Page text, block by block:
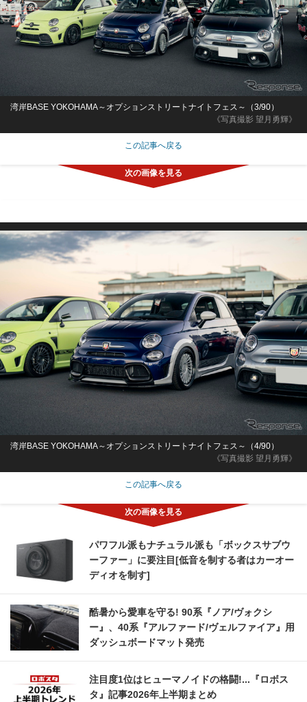
《写真撮影 望月勇輝》
湾岸BASE YOKOHAMA～オプションストリートナイトフェス～（3/90）
この記事へ戻る
《写真撮影 望月勇輝》
湾岸BASE YOKOHAMA～オプションストリートナイトフェス～（4/90）
この記事へ戻る
パワフル派もナチュラル派も「ボックスサブウ
ーファー」に要注目[低音を制する者はカーオー
ディオを制す]
酷暑から愛車を守る! 90系『ノア/ヴォクシ
ー』、40系『アルファード/ヴェルファイア』用
ダッシュボードマット発売
注目度1位はヒューマノイドの格闘!...『ロボス
タ』記事2026年上半期まとめ